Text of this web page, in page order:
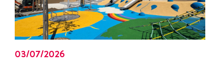
03/07/2026